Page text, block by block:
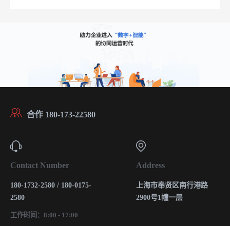
合作 180-173-22580
Contact Number
180-1732-2580 / 180-0175-
2580
工作时间：8:00 - 17:00
Address
上海市奉贤区南行港路
2900号1幢一层